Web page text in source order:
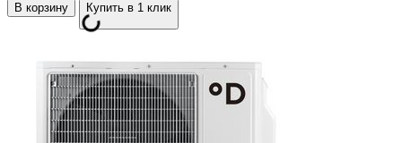
В корзину Купить в 1 клик